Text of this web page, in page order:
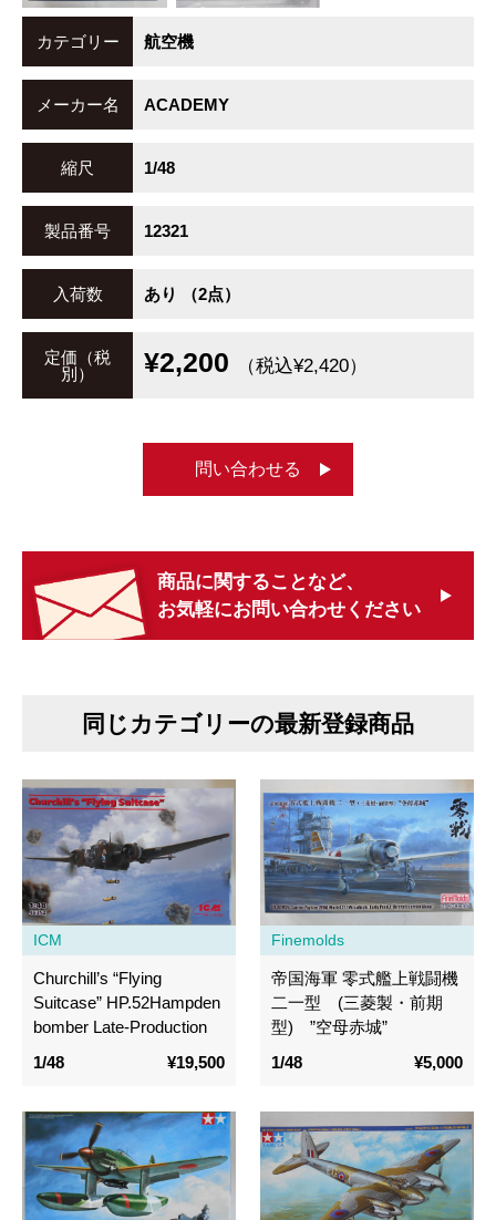
カテゴリー 航空機
メーカー名 ACADEMY
縮尺 1/48
製品番号 12321
入荷数 あり （2点）
定価（税
別）
¥2,200 （税込¥2,420）
問い合わせる
商品に関することなど、
お気軽にお問い合わせください
同じカテゴリーの最新登録商品
ICM
Churchill’s “Flying
Suitcase” HP.52Hampden
bomber Late-Production
1/48
¥19,500
Finemolds
帝国海軍 零式艦上戦闘機
二一型 (三菱製・前期
型) ”空母赤城”
1/48
¥5,000